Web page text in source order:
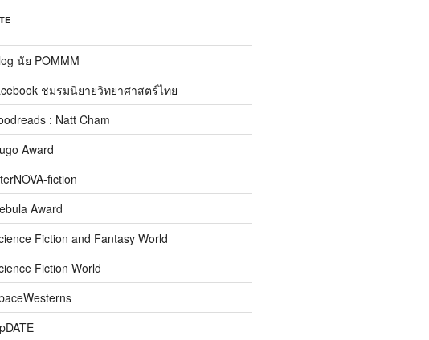
นัย POMMM
ชมรมนิยายวิทยาศาสตร์ไทย
: Natt Cham
Award
fiction
Award
Fiction and Fantasy World
Fiction World